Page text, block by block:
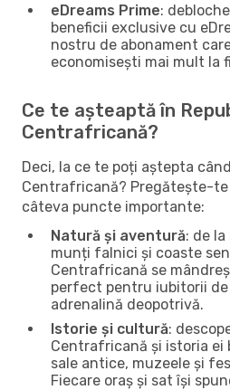
eDreams Prime:
beneficii exclusive cu
nostru de abonament
economisești mai mult la
Ce te așteaptă în
Centrafricană?
Deci, la ce te poți aștepta
Centrafricană? Pregătește-
câteva puncte importante:
Natură și aventură: de
munți falnici și coaste
Centrafricană se
perfect pentru iubitorii
adrenalină deopotrivă.
Istorie și cultură:
Centrafricană și istoria ei
sale antice, muzeele și
Fiecare oraș și sat își